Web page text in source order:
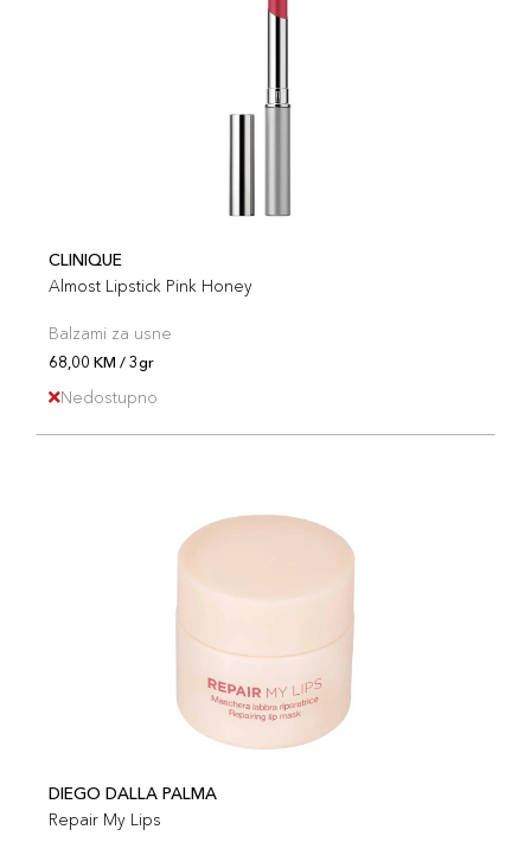
CLINIQUE
Almost Lipstick Pink Honey
Balzami za usne
68,00 KM / 3gr
Nedostupno
DIEGO DALLA PALMA
Repair My Lips